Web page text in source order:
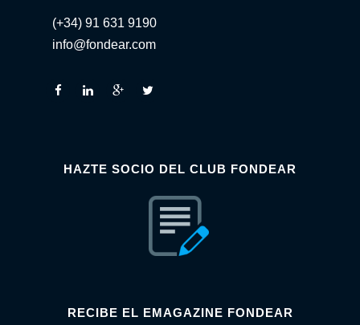
(+34) 91 631 9190
info@fondear.com
HAZTE SOCIO DEL CLUB FONDEAR
RECIBE EL EMAGAZINE FONDEAR